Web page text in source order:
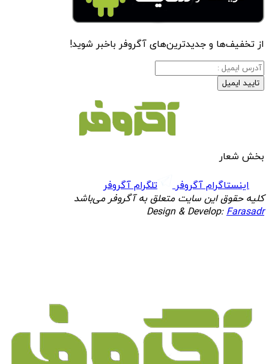
از تخفیف‌ها و جدیدترین‌های آگروفر باخبر شوید!
تایید ایمیل
بخش شعار
اینستاگرام آگروفر
تلگرام آگروفر
کلیه حقوق این سایت متعلق به آگروفر می‌باشد
Design & Develop:Farasadr